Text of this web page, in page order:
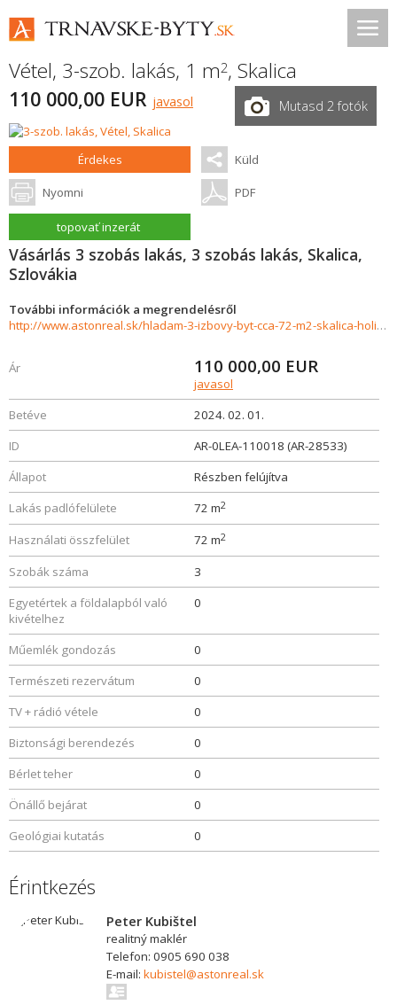
Vétel, 3-szob. lakás, 1 m2, Skalica
110 000,00 EUR javasol Mutasd 2 fotók
Érdekes Küld
Nyomni PDF
topovať inzerát
Vásárlás 3 szobás lakás, 3 szobás lakás, Skalica,
Szlovákia
További információk a megrendelésről
http://www.astonreal.sk/hladam-3-izbovy-byt-cca-72-m2-skalica-holic-do-110-000--788451
Ár 110 000,00 EUR
javasol
Betéve
2024. 02. 01.
ID
AR-0LEA-110018 (AR-28533)
Állapot
Részben felújítva
Lakás padlófelülete
72 m2
Használati összfelület 72 m2
Szobák száma
3
Egyetértek a földalapból való
kivételhez
0
Műemlék gondozás
0
Természeti rezervátum
0
TV + rádió vétele
0
Biztonsági berendezés
0
Bérlet teher
0
Önállő bejárat
0
Geológiai kutatás
0
Érintkezés
Peter Kubištel
realitný maklér
Telefon: 0905 690 038
E-mail: kubistel@astonreal.sk